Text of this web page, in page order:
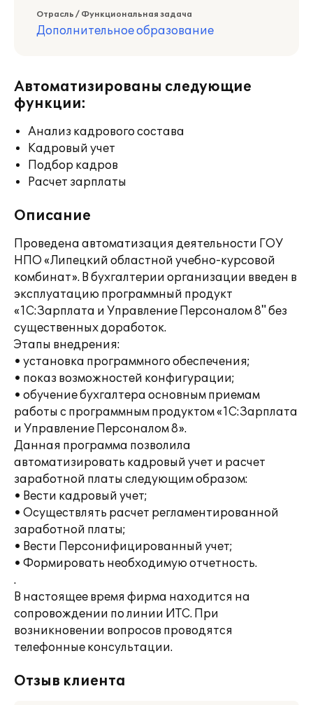
Отрасль / Функциональная задача
Дополнительное образование
Автоматизированы следующие
функции:
Анализ кадрового состава
Кадровый учет
Подбор кадров
Расчет зарплаты
Описание
Проведена автоматизация деятельности ГОУ
НПО «Липецкий областной учебно-курсовой
комбинат». В бухгалтерии организации введен в
эксплуатацию программный продукт
«1С:Зарплата и Управление Персоналом 8" без
существенных доработок.
Этапы внедрения:
• установка программного обеспечения;
• показ возможностей конфигурации;
• обучение бухгалтера основным приемам
работы с программным продуктом «1С:Зарплата
и Управление Персоналом 8».
Данная программа позволила
автоматизировать кадровый учет и расчет
заработной платы следующим образом:
• Вести кадровый учет;
• Осуществлять расчет регламентированной
заработной платы;
• Вести Персонифицированный учет;
• Формировать необходимую отчетность.
.
В настоящее время фирма находится на
сопровождении по линии ИТС. При
возникновении вопросов проводятся
телефонные консультации.
Отзыв клиента